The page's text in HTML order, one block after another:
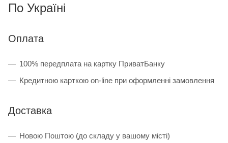
По Україні
Оплата
100% передплата на картку ПриватБанку
Кредитною карткою on-line при оформленні замовлення
Доставка
Новою Поштою (до складу у вашому місті)